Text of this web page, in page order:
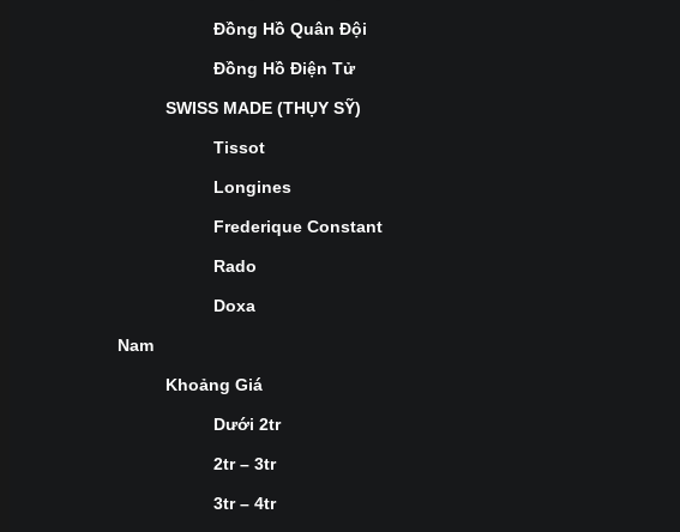
Đồng Hồ Quân Đội
Đồng Hồ Điện Tử
SWISS MADE (THỤY SỸ)
Tissot
Longines
Frederique Constant
Rado
Doxa
Nam
Khoảng Giá
Dưới 2tr
2tr – 3tr
3tr – 4tr